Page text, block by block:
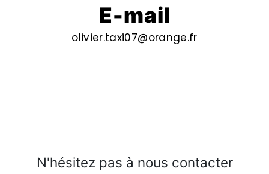
E-mail
olivier.taxi07@orange.fr
N'hésitez pas à nous contacter